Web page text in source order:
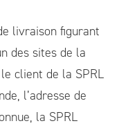
livraison figurant
des sites de la
client de la SPRL
l’adresse de
la SPRL